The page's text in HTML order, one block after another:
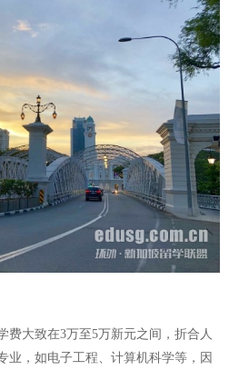
费大致在3万至5万新元之间，折合人
业，如电子工程、计算机科学等，因